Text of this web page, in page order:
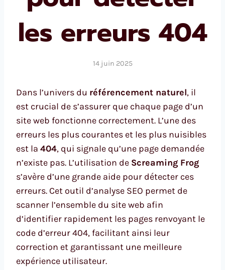
les erreurs 404
14 juin 2025
Dans l’univers du référencement naturel, il
est crucial de s’assurer que chaque page d’un
site web fonctionne correctement. L’une des
erreurs les plus courantes et les plus nuisibles
est la 404, qui signale qu’une page demandée
n’existe pas. L’utilisation de Screaming Frog
s’avère d’une grande aide pour détecter ces
erreurs. Cet outil d’analyse SEO permet de
scanner l’ensemble du site web afin
d’identifier rapidement les pages renvoyant le
code d’erreur 404, facilitant ainsi leur
correction et garantissant une meilleure
expérience utilisateur.